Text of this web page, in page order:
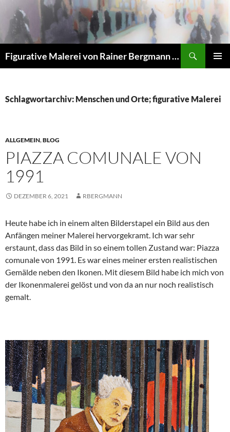
Inhalt
springen
Figurative Malerei von Rainer Bergmann M.A.
Schlagwortarchiv: Menschen und Orte; figurative Malerei
ALLGEMEIN,BLOG
PIAZZA COMUNALE VON
1991
DEZEMBER 6, 2021 RBERGMANN
Heute habe ich in einem alten Bilderstapel ein Bild aus den
Anfängen meiner Malerei hervorgekramt. Ich war sehr
erstaunt, dass das Bild in so einem tollen Zustand war: Piazza
comunale von 1991. Es war eines meiner ersten realistischen
Gemälde neben den Ikonen. Mit diesem Bild habe ich mich von
der Ikonenmalerei gelöst und von da an nur noch realistisch
gemalt.